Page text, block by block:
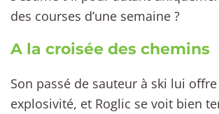
des courses d’une semaine ?
A la croisée des chemins
Son passé de sauteur à ski lui
explosivité, et Roglic se voit bien